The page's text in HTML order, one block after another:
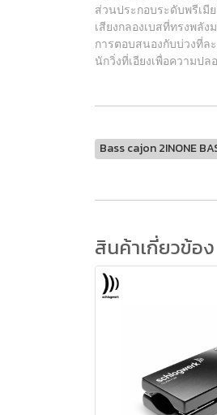
ส่วนประกอบระดับพรีเมี
เสียงกลองเบสที่ทรงพลัง
การตอบสนองกับบ่วงที่ล
นักวิ่งที่เอียงเพื่อความป
Bass cajon 2INONE
สินค้าเกี่ยวข้อง